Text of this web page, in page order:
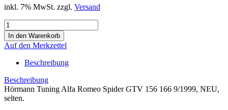
inkl. 7% MwSt. zzgl. Versand
Auf den Merkzettel
Beschreibung
Beschreibung
Hörmann Tuning Alfa Romeo Spider GTV 156 166 9/1999, NEU,
selten.